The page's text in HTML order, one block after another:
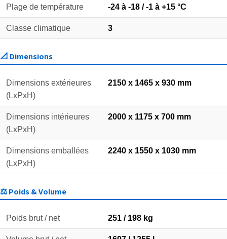
Plage de température -24 à -18 / -1 à +15 °C
Classe climatique 3
📐 Dimensions
Dimensions extérieures
(LxPxH)
2150 x 1465 x 930 mm
Dimensions intérieures
(LxPxH)
2000 x 1175 x 700 mm
Dimensions emballées
(LxPxH)
2240 x 1550 x 1030 mm
⚖️ Poids & Volume
Poids brut / net 251 / 198 kg